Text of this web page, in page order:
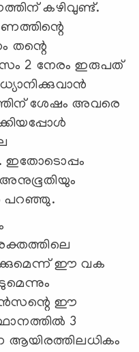
കഴിവുണ്ട്.
തന്റെ
2 നേരം ഇരുപത്
ശേഷം അവരെ
ഇതോടൊപ്പം
അനുഭൂതിയും
പറഞ്ഞു.
ഈ വക
ബെന്‍സന്റെ ഈ
3
ആയിരത്തിലധികം